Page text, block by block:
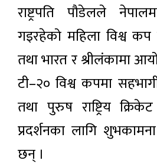
राष्ट्रपति पौडेलले
गइरहेको महिला विश्व कप
तथा भारत र श्रीलंकामा
टी–२० विश्व कपमा
तथा पुरुष राष्ट्रिय
प्रदर्शनका लागि
छन् ।